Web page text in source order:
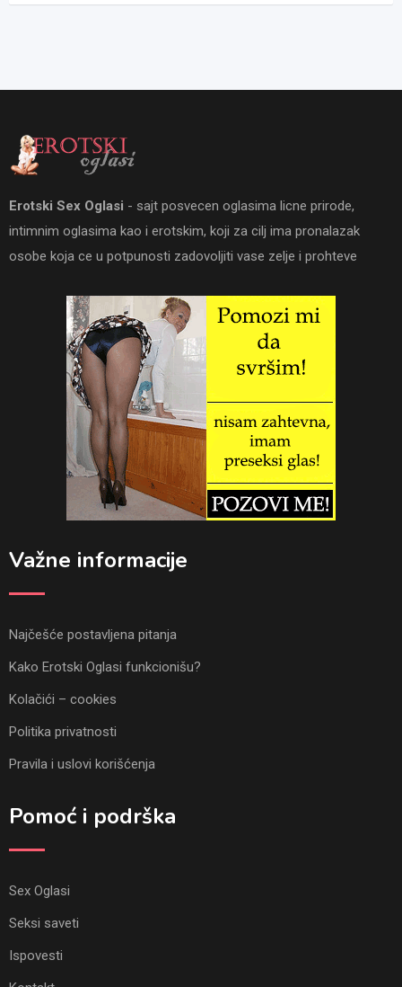
Erotski Sex Oglasi - sajt posvecen oglasima licne prirode,
intimnim oglasima kao i erotskim, koji za cilj ima pronalazak
osobe koja ce u potpunosti zadovoljiti vase zelje i prohteve
Važne informacije
Najčešće postavljena pitanja
Kako Erotski Oglasi funkcionišu?
Kolačići – cookies
Politika privatnosti
Pravila i uslovi korišćenja
Pomoć i podrška
Sex Oglasi
Seksi saveti
Ispovesti